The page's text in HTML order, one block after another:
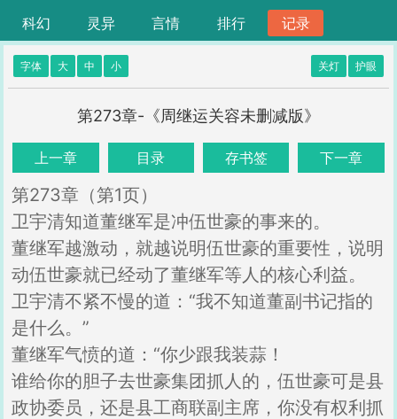
科幻
灵异 言情 排行 记录
字体 大 中 小 关灯 护眼
第273章-《周继运关容未删减版》
上一章 目录 存书签 下一章
第273章（第1页）
卫宇清知道董继军是冲伍世豪的事来的。
董继军越激动，就越说明伍世豪的重要性，说明
动伍世豪就已经动了董继军等人的核心利益。
卫宇清不紧不慢的道：“我不知道董副书记指的
是什么。”
董继军气愤的道：“你少跟我装蒜！
谁给你的胆子去世豪集团抓人的，伍世豪可是县
政协委员，还是县工商联副主席，你没有权利抓